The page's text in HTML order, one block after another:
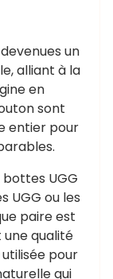
un
alliant à la
en
sont
entier pour
UGG
UGG ou les
paire est
une qualité
pour
qui